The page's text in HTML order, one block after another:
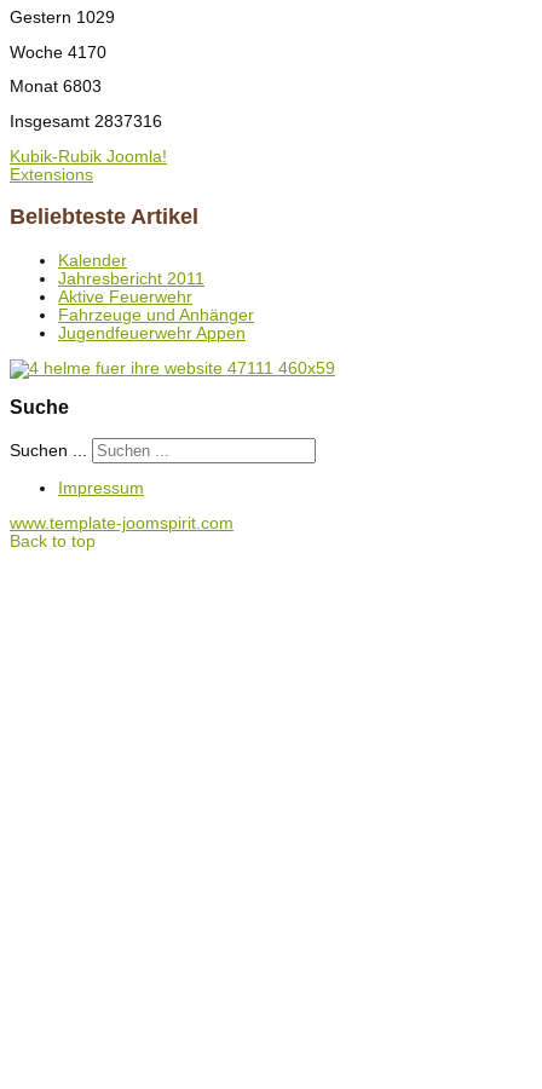
Gestern 1029
Woche 4170
Monat 6803
Insgesamt 2837316
Kubik-Rubik Joomla!
Extensions
Beliebteste Artikel
Kalender
Jahresbericht 2011
Aktive Feuerwehr
Fahrzeuge und Anhänger
Jugendfeuerwehr Appen
Suche
Suchen ...
Impressum
www.template-joomspirit.com
Back to top